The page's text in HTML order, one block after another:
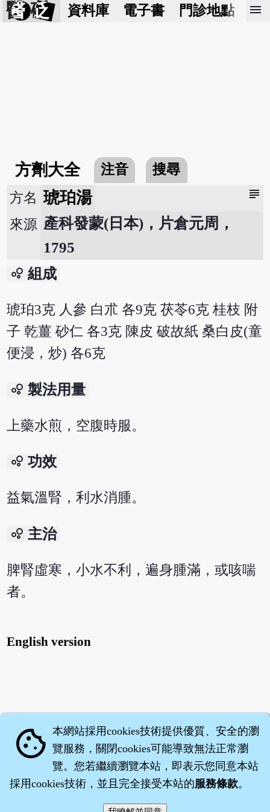
醫 砭 資料庫 電子書 門診地點 預
menu
方劑大全 注音 搜尋
subject
方名 琥珀湯
來源 產科發蒙(日本)，片倉元周，
1795
bubble_chart 組成
琥珀3克 人參 白朮 各9克 茯苓6克 桂枝 附
子 乾薑 砂仁 各3克 陳皮 破故紙 桑白皮(童
便浸，炒) 各6克
bubble_chart 製法用量
上藥水煎，空腹時服。
bubble_chart 功效
益氣溫腎，利水消腫。
bubble_chart 主治
脾腎虛寒，小水不利，遍身腫滿，或咳喘
者。
English version
cookie 本網站採用cookies技術提供優質、安全的瀏
覽服務，關閉cookies可能導致無法正常瀏
覽。您若繼續瀏覽本站，即表示您同意本站
採用cookies技術，並且完全接受本站的服務條款。